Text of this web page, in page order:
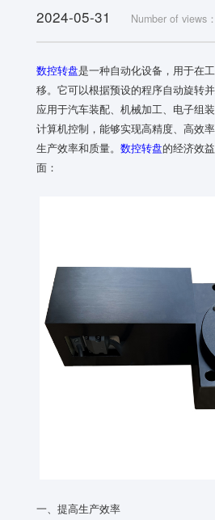
2024-05-31 Number of views
数控转盘是一种自动化设备，用于在
移。它可以根据预设的程序自动旋转
应用于汽车装配、机械加工、电子组装
计算机控制，能够实现高精度、高效
生产效率和质量。 数控转盘的经济效
面：
一、提高生产效率